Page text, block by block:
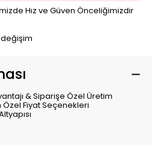
Hız ve Güven Önceliğimizdir
& Siparişe Özel Üretim
Özel Fiyat Seçenekleri